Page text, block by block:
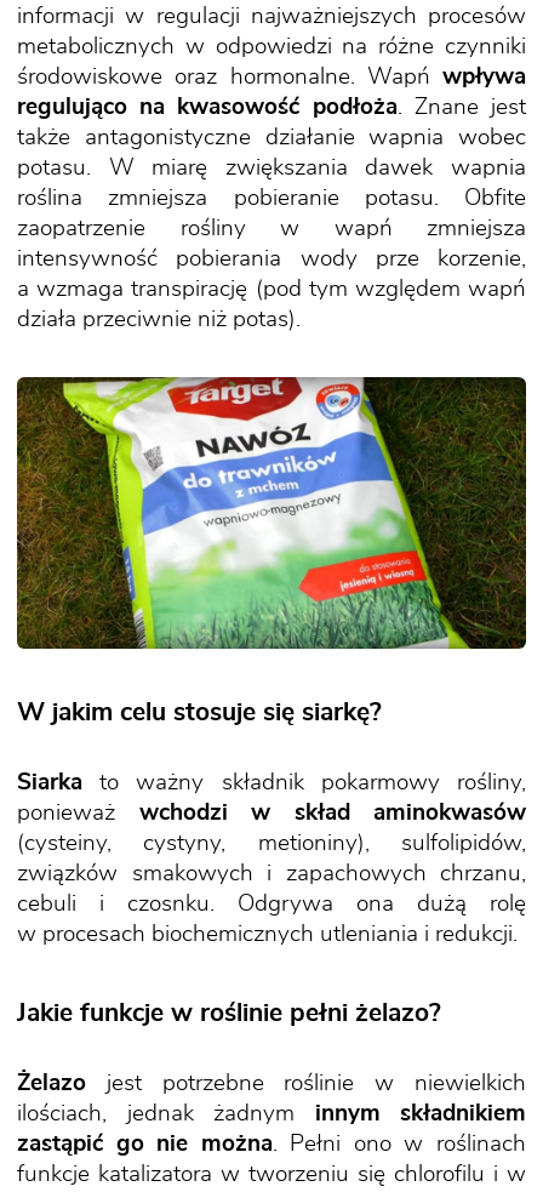
informacji w regulacji najważniejszych procesów
metabolicznych w odpowiedzi na różne czynniki
środowiskowe oraz hormonalne. Wapń wpływa
regulująco na kwasowość podłoża. Znane jest
także antagonistyczne działanie wapnia wobec
potasu. W miarę zwiększania dawek wapnia
roślina zmniejsza pobieranie potasu. Obfite
zaopatrzenie rośliny w wapń zmniejsza
intensywność pobierania wody prze korzenie,
a wzmaga transpirację (pod tym względem wapń
działa przeciwnie niż potas).
W jakim celu stosuje się siarkę?
Siarka to ważny składnik pokarmowy rośliny,
ponieważ wchodzi w skład aminokwasów
(cysteiny, cystyny, metioniny), sulfolipidów,
związków smakowych i zapachowych chrzanu,
cebuli i czosnku. Odgrywa ona dużą rolę
w procesach biochemicznych utleniania i redukcji.
Jakie funkcje w roślinie pełni żelazo?
Żelazo jest potrzebne roślinie w niewielkich
ilościach, jednak żadnym innym składnikiem
zastąpić go nie można . Pełni ono w roślinach
funkcje katalizatora w tworzeniu się chlorofilu i w